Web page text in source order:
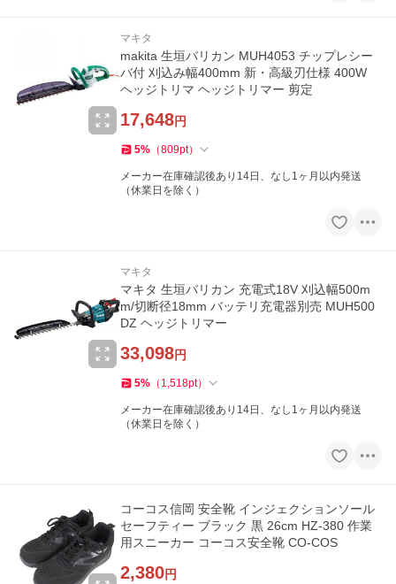
マキタ
makita 生垣バリカン MUH4053 チップレシー
バ付 刈込み幅400mm 新・高級刃仕様 400W
ヘッジトリマ ヘッジトリマー 剪定
17,648円
5% （809pt）
メーカー在庫確認後あり14日、なし1ヶ月以内発送
（休業日を除く）
マキタ
マキタ 生垣バリカン 充電式18V 刈込幅500m
m/切断径18mm バッテリ充電器別売 MUH500
DZ ヘッジトリマー
33,098円
5% （ 1,518pt）
メーカー在庫確認後あり14日、なし1ヶ月以内発送
（休業日を除く）
コーコス信岡 安全靴 インジェクションソール
セーフティー ブラック 黒 26cm HZ-380 作業
用スニーカー コーコス安全靴 CO-COS
2,380円